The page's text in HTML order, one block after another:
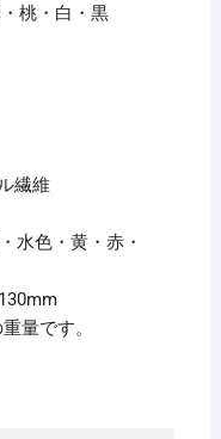
桃・白・黒
繊維
水色・黄・赤・
量です。